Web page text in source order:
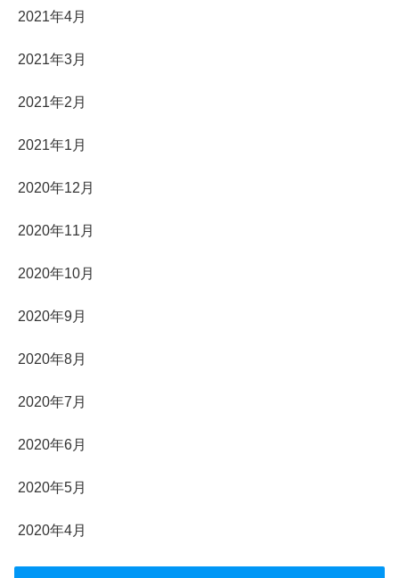
2021年4月
2021年3月
2021年2月
2021年1月
2020年12月
2020年11月
2020年10月
2020年9月
2020年8月
2020年7月
2020年6月
2020年5月
2020年4月